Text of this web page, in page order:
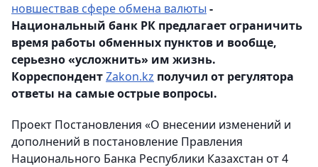
новшествав сфере обмена валюты -
Национальный банк РК предлагает ограничить
время работы обменных пунктов и вообще,
серьезно «усложнить» им жизнь.
КорреспондентZakon.kz получил от регулятора
ответы на самые острые вопросы.
Проект Постановления «О внесении изменений и
дополнений в постановление Правления
Национального Банка Республики Казахстан от 4